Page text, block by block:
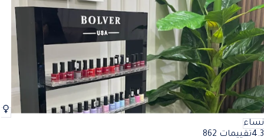
نساء
4.3تقييمات 862